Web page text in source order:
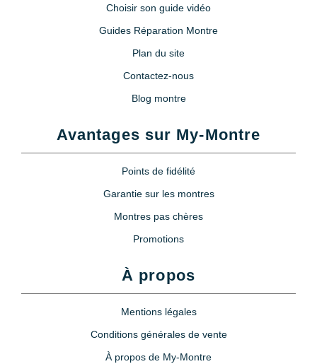
Choisir son guide vidéo
Guides Réparation Montre
Plan du site
Contactez-nous
Blog montre
Avantages sur My-Montre
Points de fidélité
Garantie sur les montres
Montres pas chères
Promotions
À propos
Mentions légales
Conditions générales de vente
À propos de My-Montre